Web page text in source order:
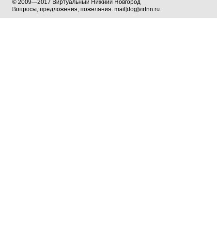
© 2009—2017 Виртуальный Нижний Новгород
Вопросы, предложения, пожелания: mail[dog]virtnn.ru